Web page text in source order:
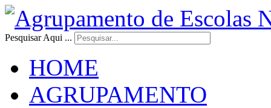
Pesquisar Aqui ...
HOME
AGRUPAMENTO